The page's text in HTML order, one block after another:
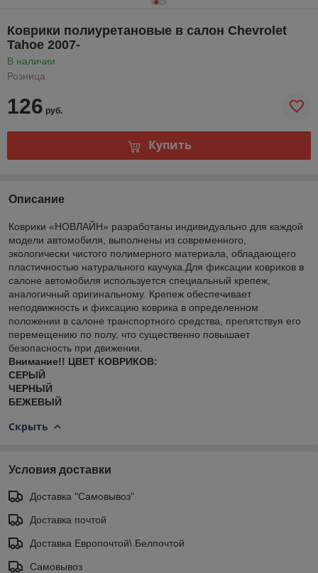
Коврики полиуретановые в салон Chevrolet
Tahoe 2007-
В наличии
Розница
126 руб.
Купить
Описание
Коврики «НОВЛАЙН» разработаны индивидуально для каждой
модели автомобиля, выполнены из современного,
экологически чистого полимерного материала, обладающего
пластичностью натурального каучука.Для фиксации ковриков в
салоне автомобиля используется специальный крепеж,
аналогичный оригинальному. Крепеж обеспечивает
неподвижность и фиксацию коврика в определенном
положении в салоне транспортного средства, препятствуя его
перемещению по полу, что существенно повышает
безопасность при движении.
Внимание!! ЦВЕТ КОВРИКОВ:
СЕРЫЙ
ЧЕРНЫЙ
БЕЖЕВЫЙ
Скрыть
Условия доставки
Доставка "Самовывоз"
Доставка почтой
Доставка Европочтой\ Белпочтой
Самовывоз